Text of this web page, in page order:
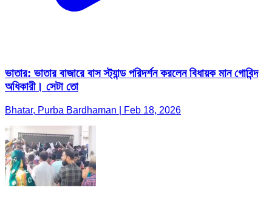
ভাতার: ভাতার বাজারে বাস স্ট্যান্ড পরিদর্শন করলেন বিধায়ক মান গোবিন্দ
অধিকারী। সেটা তো
Bhatar, Purba Bardhaman | Feb 18, 2026